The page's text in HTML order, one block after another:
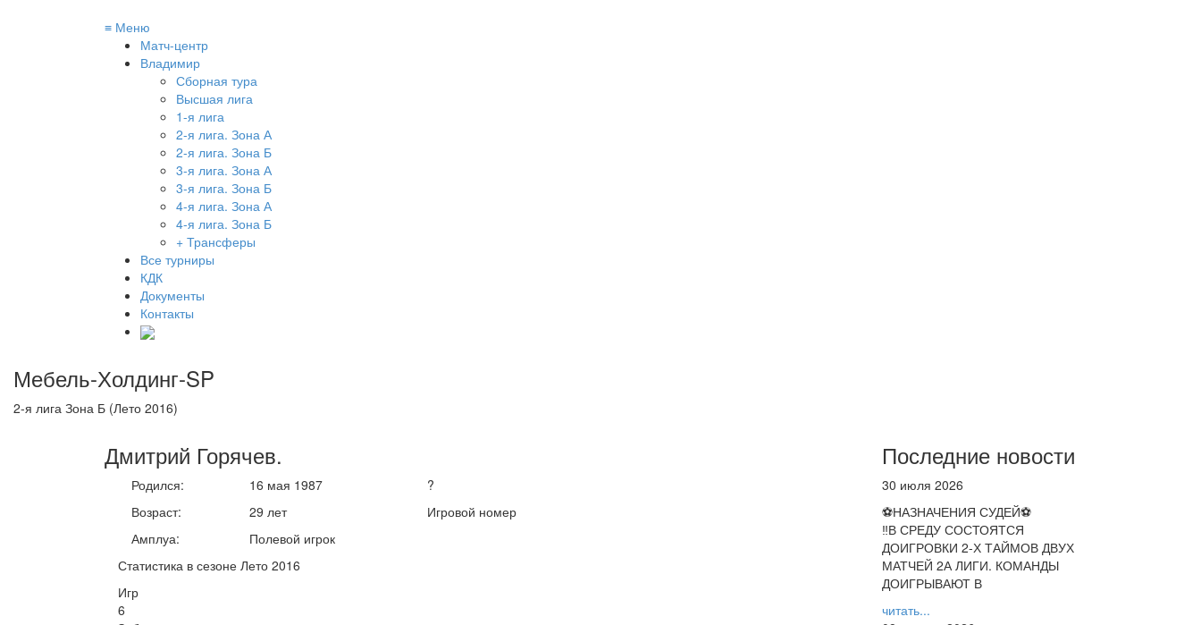
≡ Меню
Матч-центр
Владимир
Сборная тура
Высшая лига
1-я лига
2-я лига. Зона А
2-я лига. Зона Б
3-я лига. Зона А
3-я лига. Зона Б
4-я лига. Зона А
4-я лига. Зона Б
+ Трансферы
Все турниры
КДК
Документы
Контакты
Мебель-Холдинг-SP
2-я лига Зона Б (Лето 2016)
Дмитрий Горячев.
Родился:
Возраст:
Амплуа:
16 мая 1987
29 лет
Полевой игрок
?
Игровой номер
Статистика в сезоне Лето 2016
Игр
6
Последние новости
30 июля 2026
⚽НАЗНАЧЕНИЯ СУДЕЙ⚽
‼В СРЕДУ СОСТОЯТСЯ
ДОИГРОВКИ 2-Х ТАЙМОВ ДВУХ
МАТЧЕЙ 2А ЛИГИ. КОМАНДЫ
ДОИГРЫВАЮТ В
читать...